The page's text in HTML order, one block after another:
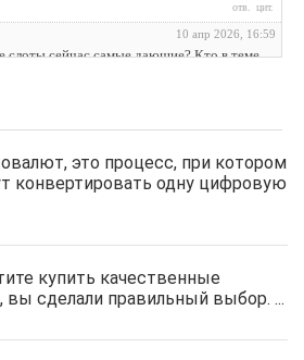
отв. цит.
10 апр 2026, 16:59
слоты сейчас самые дающие? Кто в теме
отв. цит.
26 мар 2026, 01:35
отв. цит.
это процесс, при котором
конвертировать одну цифровую
купить качественные
вы сделали правильный выбор. ...